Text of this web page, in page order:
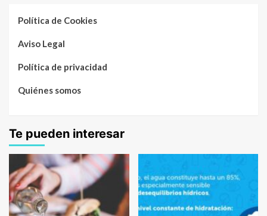
Política de Cookies
Aviso Legal
Política de privacidad
Quiénes somos
Te pueden interesar